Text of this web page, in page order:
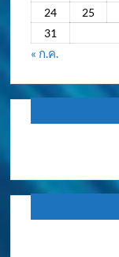
24
25
31
« ก.ค.